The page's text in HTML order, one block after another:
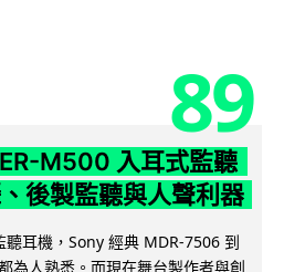
89
M500 入耳式監聽
後製監聽與人聲利器
耳機，Sony 經典 MDR-7506 到
為人熟悉。而現在舞台製作者與創